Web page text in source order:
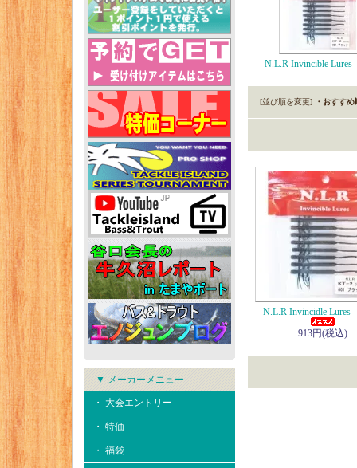
▼ メーカーメニュー
・ 大会エントリー
・ 特価
・ 福袋
N.L.R Invincible
[並び順を変更] ・おすすめ
N.L.R Invincidle
913円(税込)